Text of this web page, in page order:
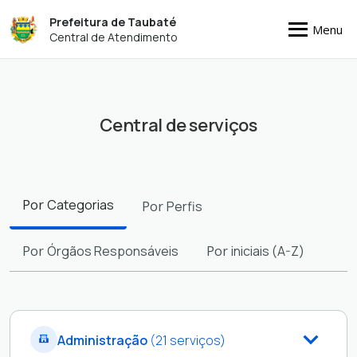
Prefeitura de Taubaté
Central de Atendimento
Menu
Central de serviços
PorCategorias PorPerfis
PorÓrgãos Responsáveis Poriniciais (A-Z)
Administração (21 serviços)